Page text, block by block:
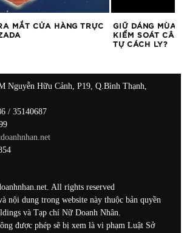
MẮT CỬA HÀNG TRỰC
GIỮ DÁNG MÙA
KIỂM SOÁT CÂN
TỰ CÁCH LY?
Nguyễn Hữu Cảnh, P19, Q.Bình Thạnh,
/ 35140687
All rights reserved
nội dung trong website này thuộc bản quyền
và Tạp chí Nữ Doanh Nhân.
được phép sẽ bị xem là vi phạm Luật Sở